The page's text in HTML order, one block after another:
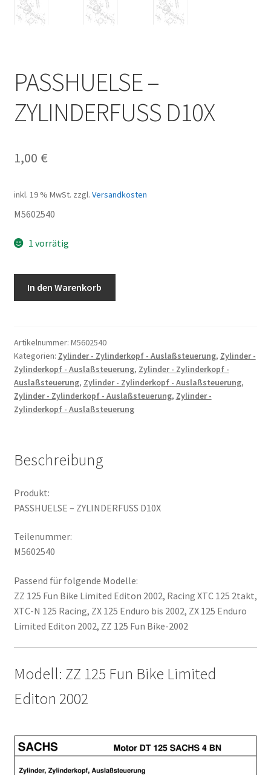
PASSHUELSE –
ZYLINDERFUSS D10X
1,00 €
inkl. 19 % MwSt. zzgl. Versandkosten
M5602540
1 vorrätig
Menge
In den Warenkorb
Artikelnummer: M5602540
Kategorien: Zylinder - Zylinderkopf - Auslaßsteuerung, Zylinder -
Zylinderkopf - Auslaßsteuerung, Zylinder - Zylinderkopf -
Auslaßsteuerung, Zylinder - Zylinderkopf - Auslaßsteuerung,
Zylinder - Zylinderkopf - Auslaßsteuerung, Zylinder -
Zylinderkopf - Auslaßsteuerung
Beschreibung
Produkt:
PASSHUELSE – ZYLINDERFUSS D10X
Teilenummer:
M5602540
Passend für folgende Modelle:
ZZ 125 Fun Bike Limited Editon 2002, Racing XTC 125 2takt,
XTC-N 125 Racing, ZX 125 Enduro bis 2002, ZX 125 Enduro
Limited Editon 2002, ZZ 125 Fun Bike-2002
Modell: ZZ 125 Fun Bike Limited
Editon 2002